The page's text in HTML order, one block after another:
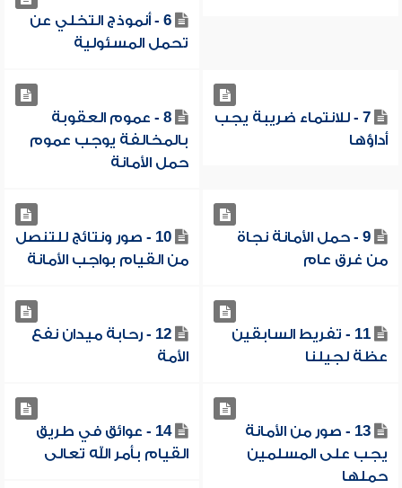
6 - أنموذج التخلي عن
تحمل المسئولية
7 - للانتماء ضريبة يجب
أداؤها
8 - عموم العقوبة
بالمخالفة يوجب عموم
حمل الأمانة
9 - حمل الأمانة نجاة
من غرق عام
10 - صور ونتائج للتنصل
من القيام بواجب الأمانة
11 - تفريط السابقين
عظة لجيلنا
12 - رحابة ميدان نفع
الأمة
13 - صور من الأمانة
يجب على المسلمين
حملها
14 - عوائق في طريق
القيام بأمر الله تعالى